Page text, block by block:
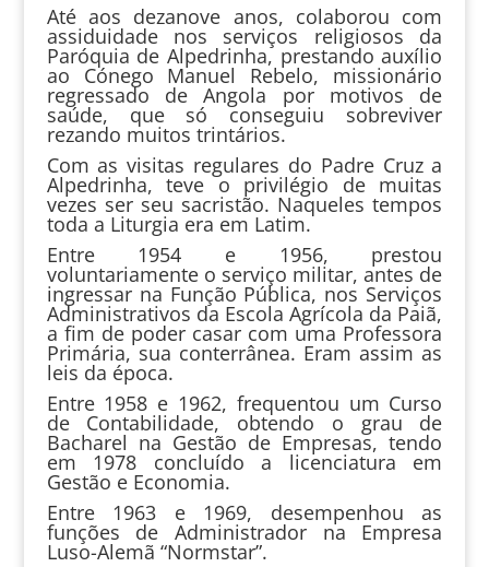
Até aos dezanove anos, colaborou com
assiduidade nos serviços religiosos da
Paróquia de Alpedrinha, prestando auxílio
ao Cónego Manuel Rebelo, missionário
regressado de Angola por motivos de
saúde, que só conseguiu sobreviver
rezando muitos trintários.
Com as visitas regulares do Padre Cruz a
Alpedrinha, teve o privilégio de muitas
vezes ser seu sacristão. Naqueles tempos
toda a Liturgia era em Latim.
Entre 1954 e 1956, prestou
voluntariamente o serviço militar, antes de
ingressar na Função Pública, nos Serviços
Administrativos da Escola Agrícola da Paiã,
a fim de poder casar com uma Professora
Primária, sua conterrânea. Eram assim as
leis da época.
Entre 1958 e 1962, frequentou um Curso
de Contabilidade, obtendo o grau de
Bacharel na Gestão de Empresas, tendo
em 1978 concluído a licenciatura em
Gestão e Economia.
Entre 1963 e 1969, desempenhou as
funções de Administrador na Empresa
Luso-Alemã “Normstar”.